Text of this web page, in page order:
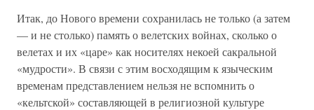
Итак, до Нового времени сохранилась не только (а затем
— и не столько) память о велетских войнах, сколько о
велетах и их «царе» как носителях некоей сакральной
«мудрости». В связи с этим восходящим к языческим
временам представлением нельзя не вспомнить о
«кельтской» составляющей в религиозной культуре